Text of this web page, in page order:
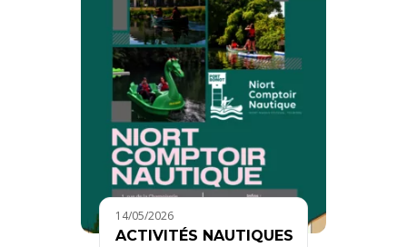
14/05/2026
ACTIVITÉS NAUTIQUES